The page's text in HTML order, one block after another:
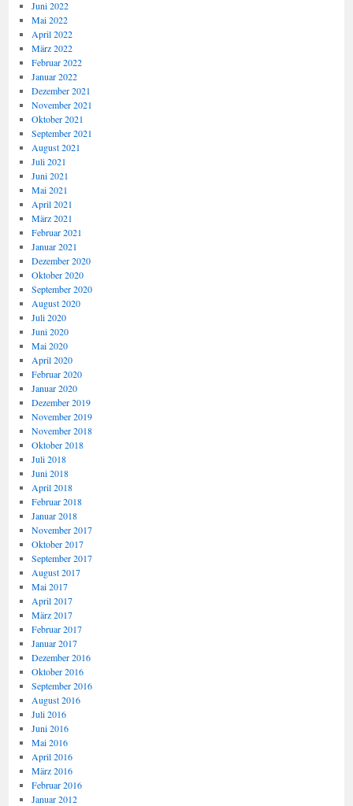
Juni 2022
Mai 2022
April 2022
März 2022
Februar 2022
Januar 2022
Dezember 2021
November 2021
Oktober 2021
September 2021
August 2021
Juli 2021
Juni 2021
Mai 2021
April 2021
März 2021
Februar 2021
Januar 2021
Dezember 2020
Oktober 2020
September 2020
August 2020
Juli 2020
Juni 2020
Mai 2020
April 2020
Februar 2020
Januar 2020
Dezember 2019
November 2019
November 2018
Oktober 2018
Juli 2018
Juni 2018
April 2018
Februar 2018
Januar 2018
November 2017
Oktober 2017
September 2017
August 2017
Mai 2017
April 2017
März 2017
Februar 2017
Januar 2017
Dezember 2016
Oktober 2016
September 2016
August 2016
Juli 2016
Juni 2016
Mai 2016
April 2016
März 2016
Februar 2016
Januar 2012